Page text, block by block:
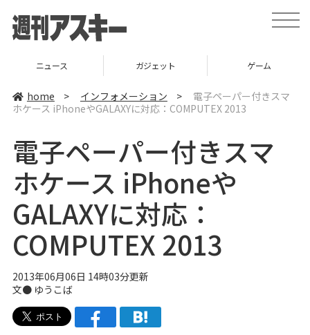
t
o
v
ニュース ガジェット ゲーム
home > インフォメーション >
電子ペーパー付きスマ
ホケース iPhoneやGALAXYに対応：COMPUTEX 2013
電子ペーパー付きスマ
ホケース iPhoneや
GALAXYに対応：
COMPUTEX 2013
2013年06月06日 14時03分更新
文● ゆうこば